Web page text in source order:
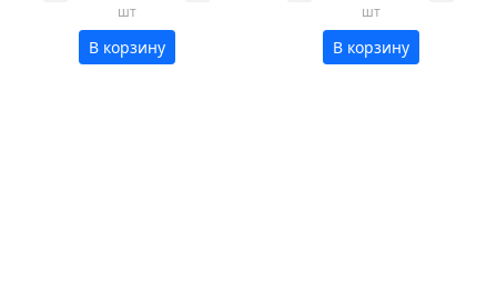
шт
В корзину
шт
В корзину